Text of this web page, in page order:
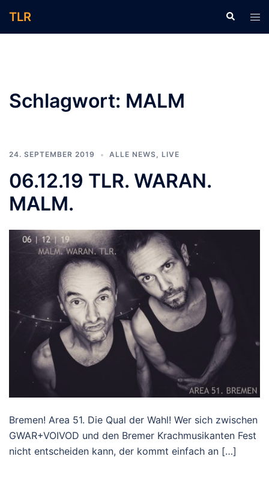
Inhalt
TLR Suche
Schlagwort: MALM
24. SEPTEMBER 2019 ALLE NEWS, LIVE
06.12.19 TLR. WARAN.
MALM.
Bremen! Area 51. Die Qual der Wahl! Wer sich zwischen
GWAR+VOIVOD und den Bremer Krachmusikanten Fest
nicht entscheiden kann, der kommt einfach an […]